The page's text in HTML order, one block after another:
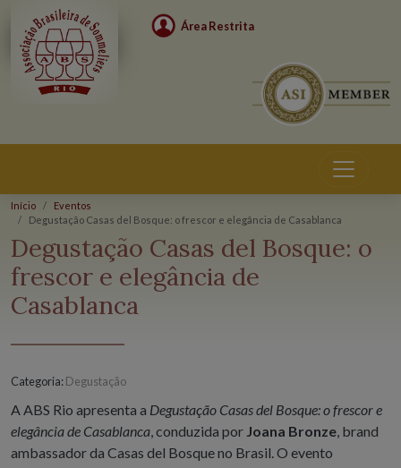
Área Restrita
Início
Eventos
Degustação Casas del Bosque: o frescor e elegância de Casablanca
Eventos
Degustação Casas del Bosque: o
frescor e elegância de
Casablanca
Categoria:Degustação
A ABS Rio apresenta a Degustação Casas del Bosque: o frescor e
elegância de Casablanca , conduzida por Joana Bronze , brand
ambassador da Casas del Bosque no Brasil. O evento